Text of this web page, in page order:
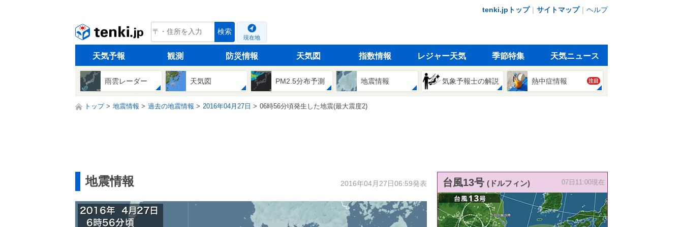
tenki.jpトップ｜ サイトマップ｜ ヘルプ
tenki.jp 検索
現在地
天気予報 観測 防災情報 天気図 指数情報 レジャー天気 季節特集 天気ニュース
雨雲レーダー 天気図 PM2.5分布予測 地震情報 気象予報士の解説 熱中症情報 注目
トップ 地震情報 過去の地震情報 2016年04月27日 06時56分頃発生した地震(最大震度2)
地震情報 2016年04月27日06:59発表 台風13号 (ドルフィン) 07日11:00現在